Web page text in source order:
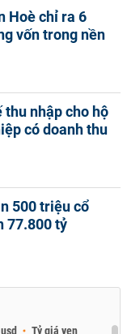
Hoè chỉ ra 6
vốn trong nền
thu nhập cho hộ
có doanh thu
500 triệu cổ
77.800 tỷ
Tỷ giá yen